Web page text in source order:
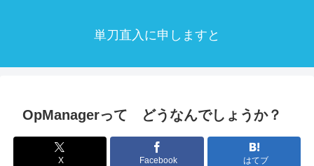
単刀直入に申しますと
OpManagerって どうなんでしょうか？
X Facebook はてブ